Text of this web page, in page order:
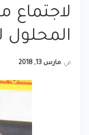
المحلول
في مارس 13, 2018